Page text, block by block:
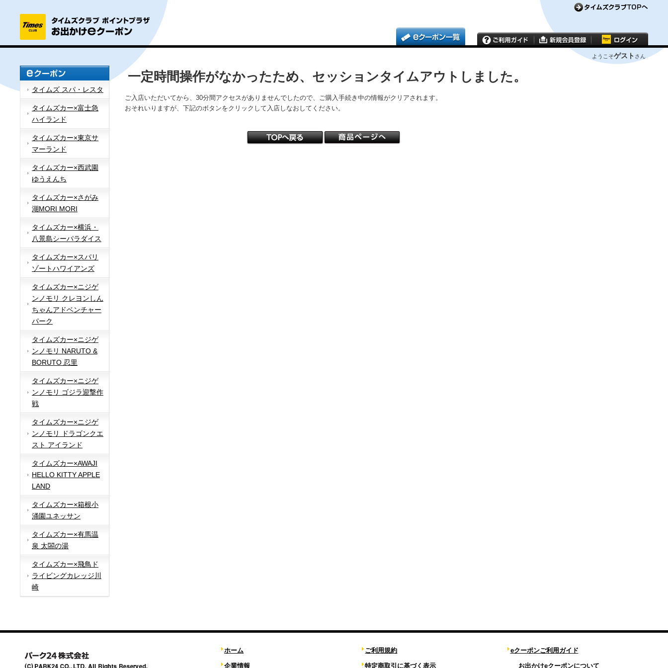
ようこそゲスト さん
タイムズ スパ・レスタ
タイムズカー×富士急
ハイランド
タイムズカー×東京サ
マーランド
タイムズカー×西武園
ゆうえんち
タイムズカー×さがみ
湖MORI MORI
タイムズカー×横浜・
八景島シーパラダイス
タイムズカー×スパリ
ゾートハワイアンズ
タイムズカー×ニジゲ
ンノモリ クレヨンしん
ちゃんアドベンチャー
パーク
タイムズカー×ニジゲ
ンノモリ NARUTO &
BORUTO 忍里
タイムズカー×ニジゲ
ンノモリ ゴジラ迎撃作
戦
タイムズカー×ニジゲ
ンノモリ ドラゴンクエ
スト アイランド
タイムズカー×AWAJI
HELLO KITTY APPLE
LAND
タイムズカー×箱根小
涌園ユネッサン
タイムズカー×有馬温
泉 太閤の湯
タイムズカー×飛鳥ド
ライビングカレッジ川
崎
一定時間操作がなかったため、セッションタイムアウトしました。
ご入店いただいてから、30分間アクセスがありませんでしたので、ご購入手続き中の情報がクリアされます。
おそれいりますが、下記のボタンをクリックして入店しなおしてください。
ホーム
企業情報
ご利用規約
特定商取引に基づく表示
eクーポンご利用ガイド
お出かけeクーポンについて